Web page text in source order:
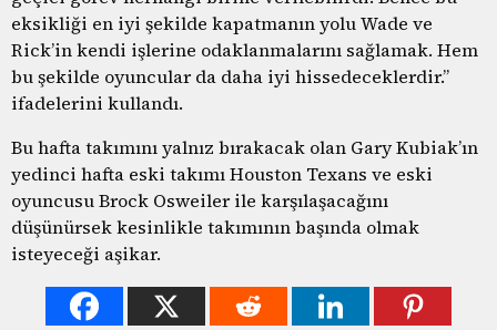
eksikliği en iyi şekilde kapatmanın yolu Wade ve
Rick’in kendi işlerine odaklanmalarını sağlamak. Hem
bu şekilde oyuncular da daha iyi hissedeceklerdir.”
ifadelerini kullandı.
Bu hafta takımını yalnız bırakacak olan Gary Kubiak’ın
yedinci hafta eski takımı Houston Texans ve eski
oyuncusu Brock Osweiler ile karşılaşacağını
düşünürsek kesinlikle takımının başında olmak
isteyeceği aşikar.